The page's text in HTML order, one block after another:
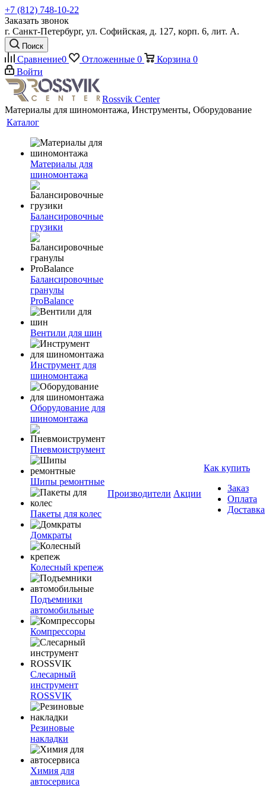
+7 (812) 748-10-22
Заказать звонок
г. Санкт-Петербург, ул. Софийская, д. 127, корп. 6, лит. А.
Поиск
Сравнение0 Отложенные 0 Корзина 0
Войти
Rossvik Center
Материалы для шиномонтажа, Инструменты, Оборудование
Каталог
Материалы для
шиномонтажа
Балансировочные
грузики
Балансировочные
гранулы
ProBalance
Вентили для шин
Инструмент для
шиномонтажа
Оборудование для
шиномонтажа
Пневмоиструмент
Шипы ремонтные
Пакеты для колес
Домкраты
Колесный крепеж
Подъемники
автомобильные
Компрессоры
Слесарный
инструмент
ROSSVIK
Резиновые
накладки
Химия для
автосервиса
Производители Акции
Как купить
Заказ
Оплата
Доставка